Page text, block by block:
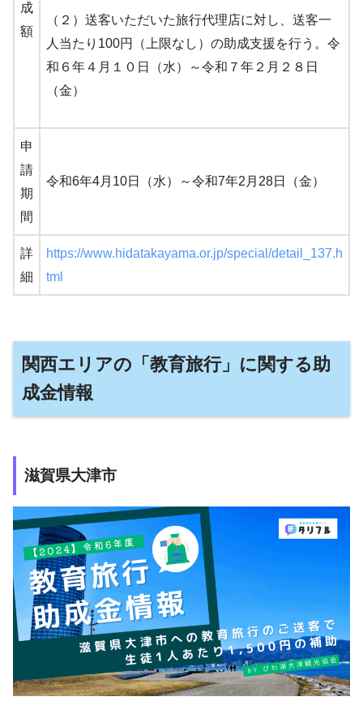
成
額
（２）送客いただいた旅行代理店に対し、送客一
人当たり100円（上限なし）の助成支援を行う。令
和６年４月１０日（水）～令和７年２月２８日
（金）
申
請
期
間
令和6年4月10日（水）～令和7年2月28日（金）
詳
細
https://www.hidatakayama.or.jp/special/detail_137.h
tml
関西エリアの「教育旅行」に関する助
成金情報
滋賀県大津市